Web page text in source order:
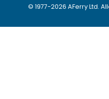
© 1977-2026 AFerry Ltd.